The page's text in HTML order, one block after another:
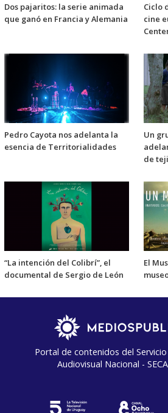
Dos pajaritos: la serie animada
que ganó en Francia y Alemania
Ciclo
cine
Pedro Cayota nos adelanta la
esencia de Territorialidades
Un
de
“La intención del Colibrí”, el
documental de Sergio de León
El
Portal de contenidos del
Audiovisual Nacional -